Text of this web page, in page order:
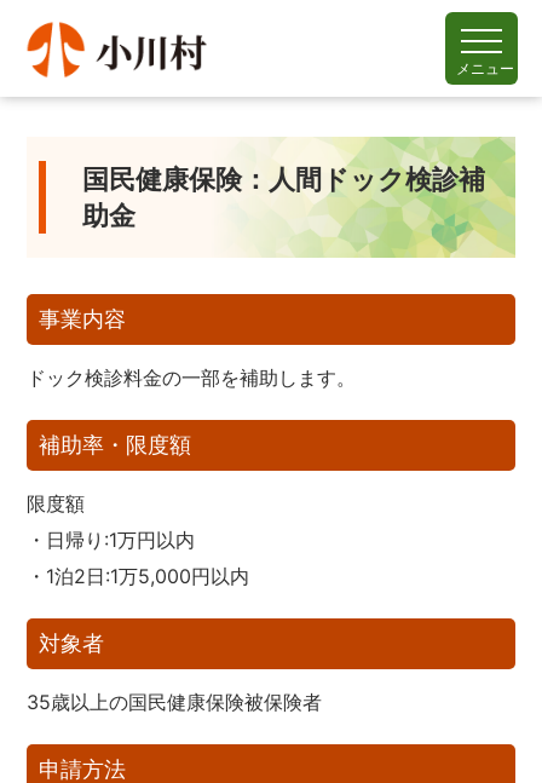
メニュー
国民健康保険：人間ドック検診補
助金
事業内容
ドック検診料金の一部を補助します。
補助率・限度額
限度額
・日帰り:1万円以内
・1泊2日:1万5,000円以内
対象者
35歳以上の国民健康保険被保険者
申請方法